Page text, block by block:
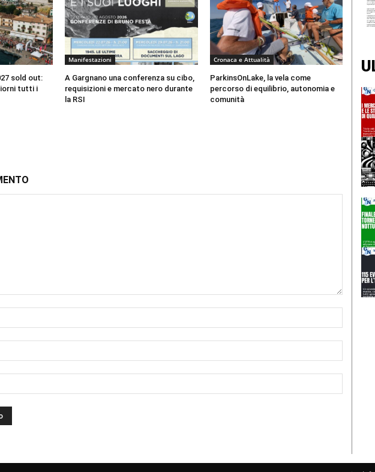
sold out:
tutti i
Manifestazioni
A Gargnano una conferenza su cibo,
requisizioni e mercato nero durante
la RSI
Cronaca e Attualità
ParkinsOnLake, la vela come
percorso di equilibrio, autonomia e
comunità